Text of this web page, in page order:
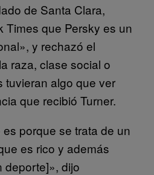
de Santa Clara,
Times que Persky es un
y rechazó el
raza, clase social o
tuvieran algo que ver
que recibió Turner.
porque se trata de un
es rico y además
deporte]», dijo